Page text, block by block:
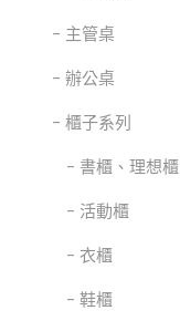
主管桌
辦公桌
櫃子系列
書櫃、理想櫃
活動櫃
衣櫃
鞋櫃